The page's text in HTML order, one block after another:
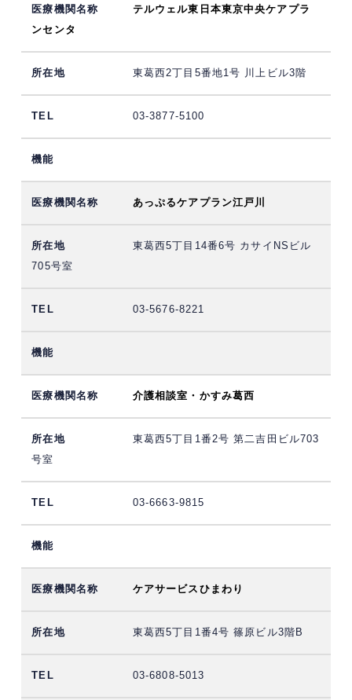
テルウェル東日本東京中央ケアプラ
ンセンタ
東葛西2丁目5番地1号 川上ビル3階
03-3877-5100
あっぷるケアプラン江戸川
東葛西5丁目14番6号 カサイNSビル
705号室
03-5676-8221
介護相談室・かすみ葛西
東葛西5丁目1番2号 第二吉田ビル703
号室
03-6663-9815
ケアサービスひまわり
東葛西5丁目1番4号 篠原ビル3階B
03-6808-5013